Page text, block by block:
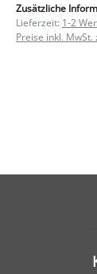
Zusätzliche
Lieferzeit: 1-2
Preise inkl.